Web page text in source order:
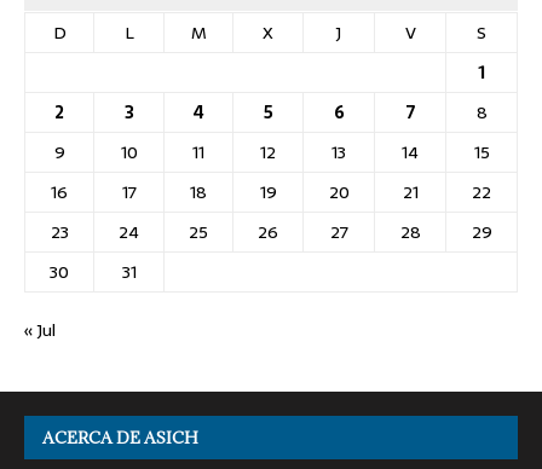
D
L M X J V
S
1
2
3 4 5 6 7
8
9
10 11 12 13 14
15
16
17 18 19 20 21
22
23
24 25 26 27 28
29
30
31
« Jul
ACERCA DE ASICH